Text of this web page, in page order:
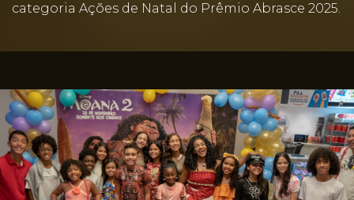
categoria Ações de Natal do Prêmio Abrasce 2025.